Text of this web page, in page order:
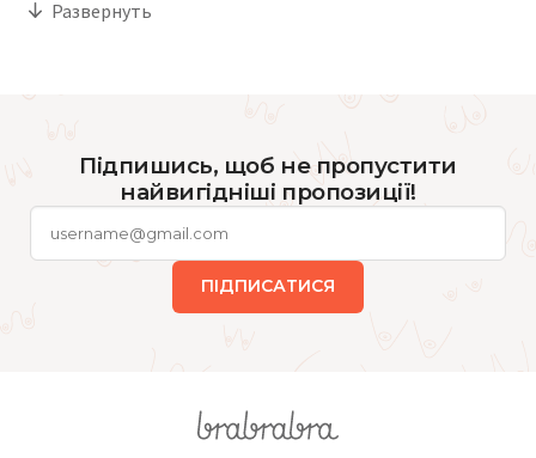
Развернуть
Підпишись, щоб не пропустити
найвигідніші пропозиції!
ПІДПИСАТИСЯ